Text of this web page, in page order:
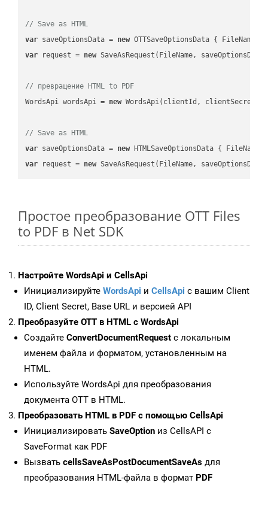
// Save as HTML
var saveOptionsData = new OTTSaveOptionsData { FileName =
var request = new SaveAsRequest(FileName,
// превращение HTML to PDF
WordsApi wordsApi = new WordsApi(clientId, clientSecret);
// Save as HTML
var saveOptionsData = new HTMLSaveOptionsData { FileName
var request = new
Простое преобразование OTT Files
to PDF в Net SDK
Настройте WordsApi и CellsApi
Инициализируйте WordsApi и CellsApi с вашим Client
ID, Client Secret, Base URL и версией API
Преобразуйте OTT в HTML с WordsApi
Создайте ConvertDocumentRequest с локальным
именем файла и форматом, установленным на
HTML.
Используйте WordsApi для преобразования
документа OTT в HTML.
Преобразовать HTML в PDF с помощью CellsApi
Инициализировать SaveOption из CellsAPI с
SaveFormat как PDF
Вызвать cellsSaveAsPostDocumentSaveAs для
преобразования HTML-файла в формат PDF